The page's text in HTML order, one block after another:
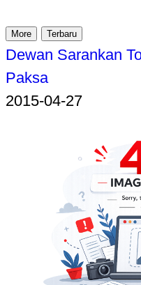
More Terbaru
Dewan Sarankan
Paksa
2015-04-27